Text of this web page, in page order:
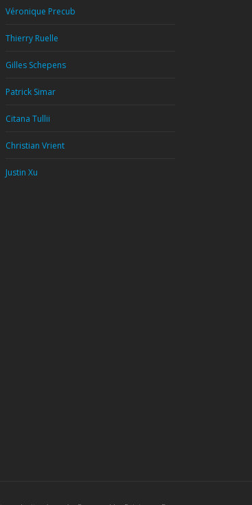
Véronique Precub
Thierry Ruelle
Gilles Schepens
Patrick Simar
Citana Tullii
Christian Vrient
Justin Xu